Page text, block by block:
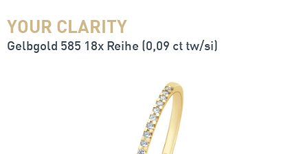
YOUR CLARITY
Gelbgold 585 18x Reihe (0,09 ct tw/si)